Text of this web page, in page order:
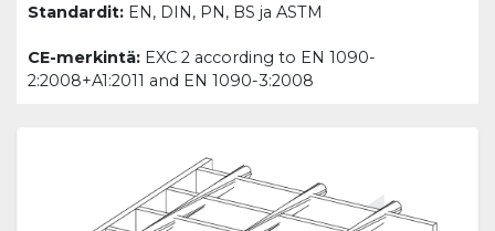
Standardit: EN, DIN, PN, BS ja ASTM
CE-merkintä: EXC 2 according to EN 1090-
2:2008+A1:2011 and EN 1090-3:2008